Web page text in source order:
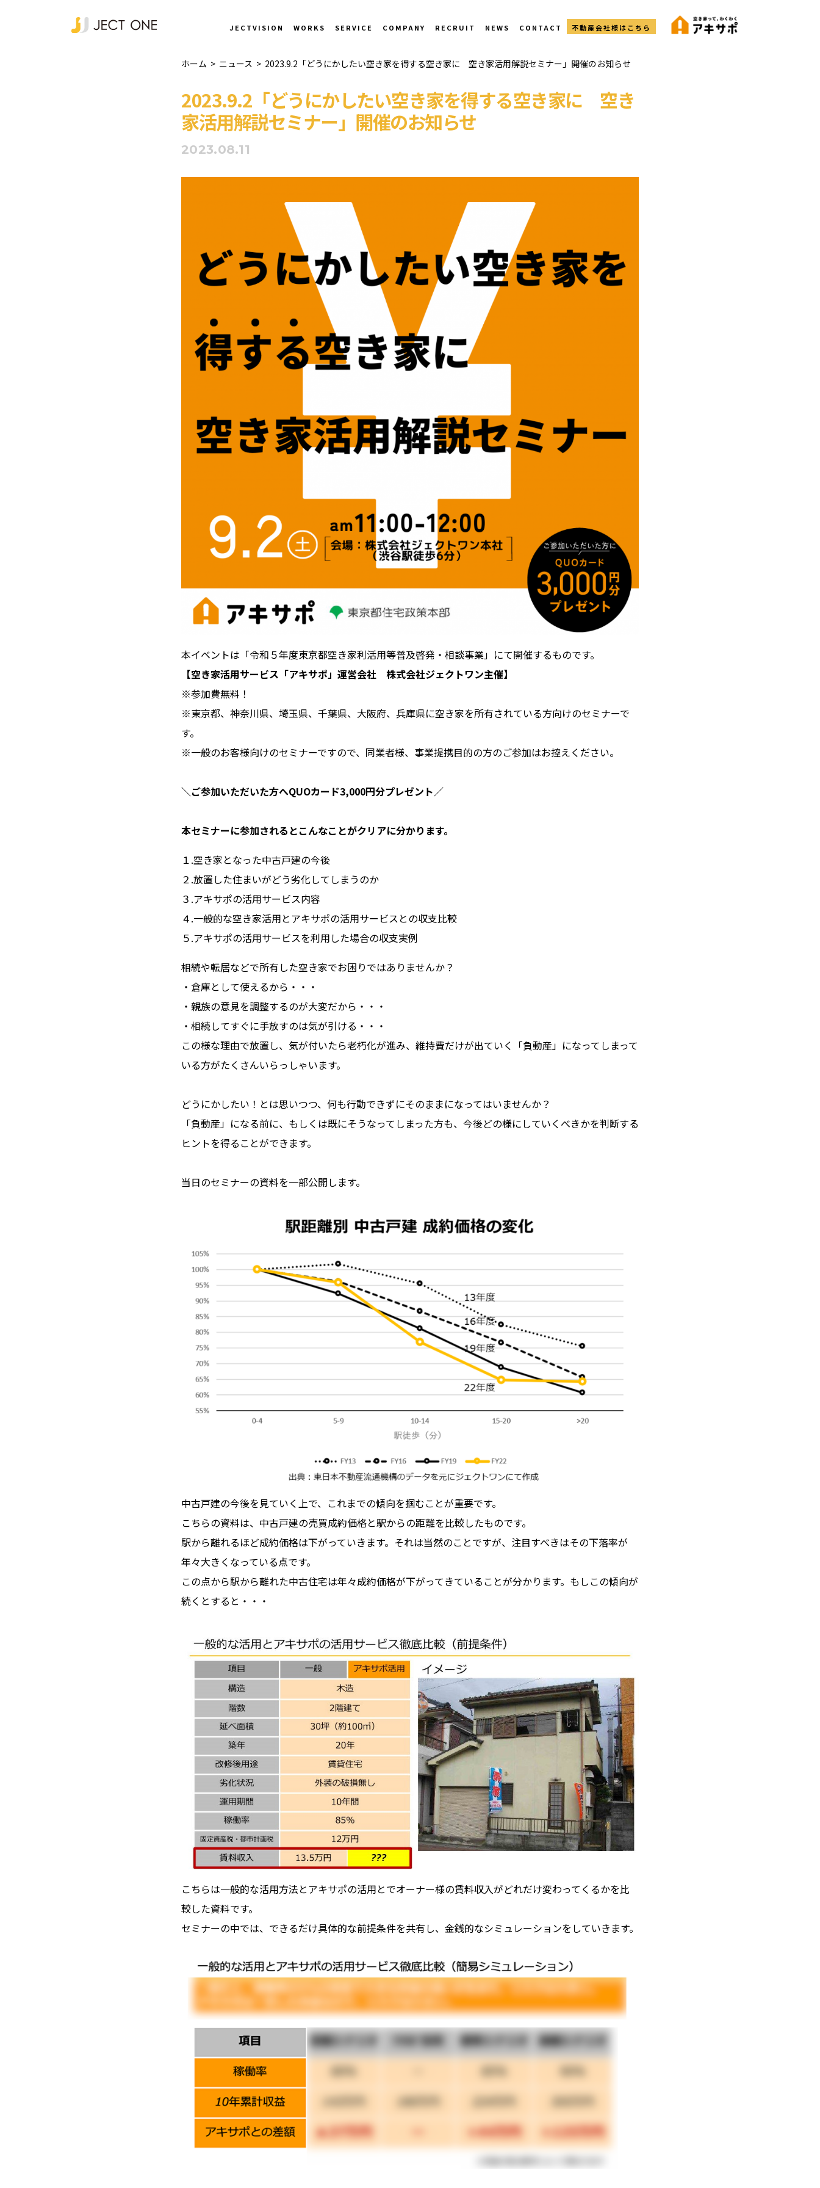
JECTVISION WORKS SERVICE COMPANY RECRUIT NEWS CONTACT 不動産会社様はこちら
ホーム > ニュース > 2023.9.2「どうにかしたい空き家を得する空き家に 空き家活用解説セミナー」開催のお知らせ
2023.9.2「どうにかしたい空き家を得する空き家に 空き
家活用解説セミナー」開催のお知らせ
2023.08.11
本イベントは「令和５年度東京都空き家利活用等普及啓発・相談事業」にて開催するものです。
【空き家活用サービス「アキサポ」運営会社 株式会社ジェクトワン主催】
※参加費無料！
※東京都、神奈川県、埼玉県、千葉県、大阪府、兵庫県に空き家を所有されている方向けのセミナーで
す。
※一般のお客様向けのセミナーですので、同業者様、事業提携目的の方のご参加はお控えください。
＼ご参加いただいた方へQUOカード3,000円分プレゼント／
本セミナーに参加されるとこんなことがクリアに分かります。
１.空き家となった中古戸建の今後
２.放置した住まいがどう劣化してしまうのか
３.アキサポの活用サービス内容
４.一般的な空き家活用とアキサポの活用サービスとの収支比較
５.アキサポの活用サービスを利用した場合の収支実例
相続や転居などで所有した空き家でお困りではありませんか？
・倉庫として使えるから・・・
・親族の意見を調整するのが大変だから・・・
・相続してすぐに手放すのは気が引ける・・・
この様な理由で放置し、気が付いたら老朽化が進み、維持費だけが出ていく「負動産」になってしまって
いる方がたくさんいらっしゃいます。
どうにかしたい！とは思いつつ、何も行動できずにそのままになってはいませんか？
「負動産」になる前に、もしくは既にそうなってしまった方も、今後どの様にしていくべきかを判断する
ヒントを得ることができます。
当日のセミナーの資料を一部公開します。
中古戸建の今後を見ていく上で、これまでの傾向を掴むことが重要です。
こちらの資料は、中古戸建の売買成約価格と駅からの距離を比較したものです。
駅から離れるほど成約価格は下がっていきます。それは当然のことですが、注目すべきはその下落率が
年々大きくなっている点です。
この点から駅から離れた中古住宅は年々成約価格が下がってきていることが分かります。もしこの傾向が
続くとすると・・・
こちらは一般的な活用方法とアキサポの活用とでオーナー様の賃料収入がどれだけ変わってくるかを比
較した資料です。
セミナーの中では、できるだけ具体的な前提条件を共有し、金銭的なシミュレーションをしていきます。